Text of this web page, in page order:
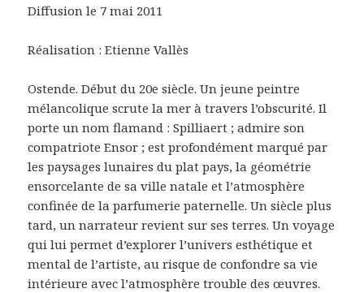
Diffusion le 7 mai 2011
Réalisation : Etienne Vallès
Ostende. Début du 20e siècle. Un jeune peintre
mélancolique scrute la mer à travers l’obscurité. Il
porte un nom flamand : Spilliaert ; admire son
compatriote Ensor ; est profondément marqué par
les paysages lunaires du plat pays, la géométrie
ensorcelante de sa ville natale et l’atmosphère
confinée de la parfumerie paternelle. Un siècle plus
tard, un narrateur revient sur ses terres. Un voyage
qui lui permet d’explorer l’univers esthétique et
mental de l’artiste, au risque de confondre sa vie
intérieure avec l’atmosphère trouble des œuvres.